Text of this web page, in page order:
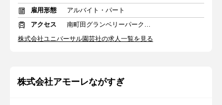
雇用形態
アルバイト・パート
アクセス
南町田グランベリーパーク駅 徒歩7分
株式会社ユニバーサル園芸社の求人一覧を見る
株式会社アモーレながすぎ